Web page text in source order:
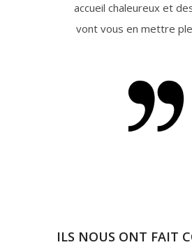
accueil chaleureux et
vont vous en mettre
ILS NOUS ONT FAIT